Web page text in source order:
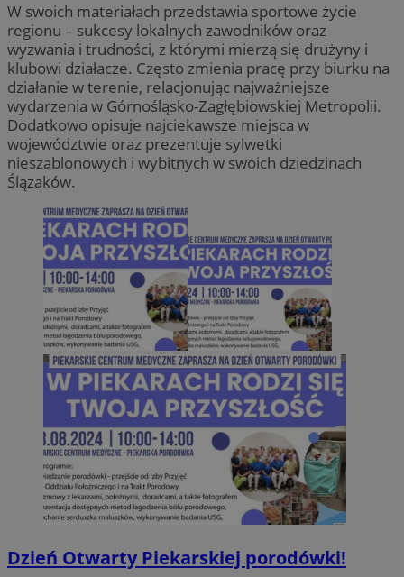
W swoich materiałach przedstawia sportowe życie
regionu – sukcesy lokalnych zawodników oraz
wyzwania i trudności, z którymi mierzą się drużyny i
klubowi działacze. Często zmienia pracę przy biurku na
działanie w terenie, relacjonując najważniejsze
wydarzenia w Górnośląsko-Zagłębiowskiej Metropolii.
Dodatkowo opisuje najciekawsze miejsca w
województwie oraz prezentuje sylwetki
nieszablonowych i wybitnych w swoich dziedzinach
Ślązaków.
Dzień Otwarty Piekarskiej porodówki!